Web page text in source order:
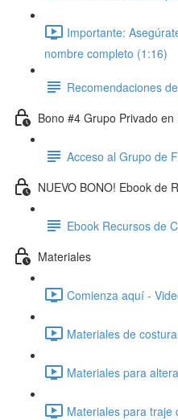
Importante:
nombre completo (1:16)
Recomendaciones
Bono #4 Grupo Privado en
Acceso al Grupo de
NUEVO BONO! Ebook de
Ebook Recursos de
Materiales
Comienza aquí -
Materiales de
Materiales para
Materiales para traje